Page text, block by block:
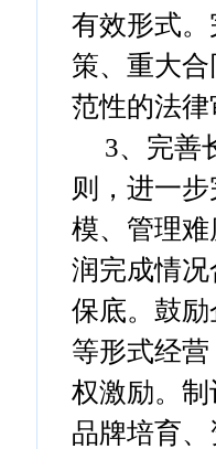
有效形式
策、重大
范性的法
3、完善
则，进一
模、管理
润完成情
保底。鼓
等形式经
权激励。
品牌培育